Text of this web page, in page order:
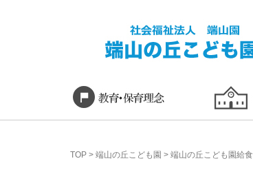
TOP > 端山の丘こども園 > 端山の丘こども園給食